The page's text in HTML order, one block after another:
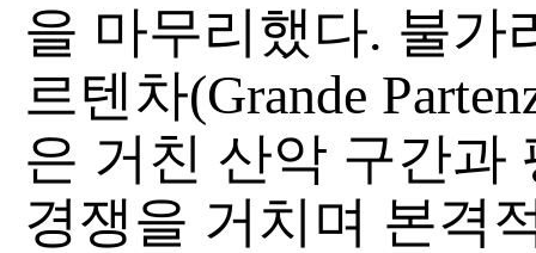
을 마무리했다. 불가
르텐차(Grande
은 거친 산악 구간과
경쟁을 거치며 본격